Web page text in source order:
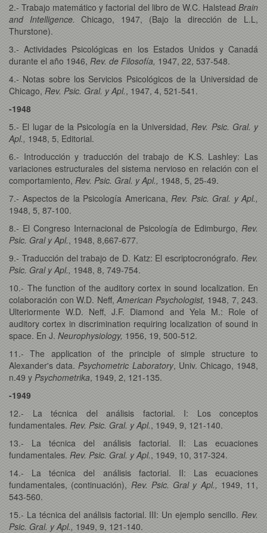
2.- Trabajo matemático y factorial del libro de W.C. Halstead Brain
and Intelligence. Chicago, 1947, (Bajo la dirección de L.L,
Thurstone).
3.- Actividades Psicológicas en los Estados Unidos y Canadá
durante el año 1946, Rev. de Filosofía, 1947, 22, 537-548.
4.- Notas sobre los Servicios Psicológicos de la Universidad de
Chicago, Rev. Psic. Gral. y Apl., 1947, 4, 521-541.
-1948
5.- El lugar de la Psicología en la Universidad, Rev. Psic. Gral. y
Apl., 1948, 5, Editorial.
6.- Introducción y traducción del trabajo de K.S. Lashley: Las
variaciones estructurales del sistema nervioso en relación con el
comportamiento, Rev. Psic. Gral. y Apl., 1948, 5, 25-49.
7.- Aspectos de la Psicología Americana, Rev. Psic. Gral. y Apl.,
1948, 5, 87-100.
8.- El Congreso Internacional de Psicología de Edimburgo, Rev.
Psic. Gral y Apl., 1948, 8,667-677.
9.- Traducción del trabajo de D. Katz: El escriptocronógrafo. Rev.
Psic. Gral y Apl., 1948, 8, 749-754.
10.- The function of the auditory cortex in sound localization. En
colaboración con W.D. Neff, American Psychologist, 1948, 7, 243.
Ulteriormente W.D. Neff, J.F. Diamond and Yela M.: Role of
auditory cortex in discrimination requiring localization of sound in
space. En J. Neurophysiology, 1956, 19, 500-512.
11.- The application of the principle of simple structure to
Alexander's data. Psychometric Laboratory, Univ. Chicago, 1948,
n.49 y Psychometrika, 1949, 2, 121-135.
-1949
12.- La técnica del análisis factorial. I: Los conceptos
fundamentales. Rev. Psic. Gral. y Apl., 1949, 9, 121-140.
13.- La técnica del análisis factorial. II: Las ecuaciones
fundamentales. Rev. Psic. Gral. y Apl., 1949, 10, 317-324.
14.- La técnica del análisis factorial. II: Las ecuaciones
fundamentales, (continuación), Rev. Psic. Gral y Apl., 1949, 11,
543-560.
15.- La técnica del análisis factorial. III: Un ejemplo sencillo. Rev.
Psic. Gral. y Apl., 1949, 9, 121-140.